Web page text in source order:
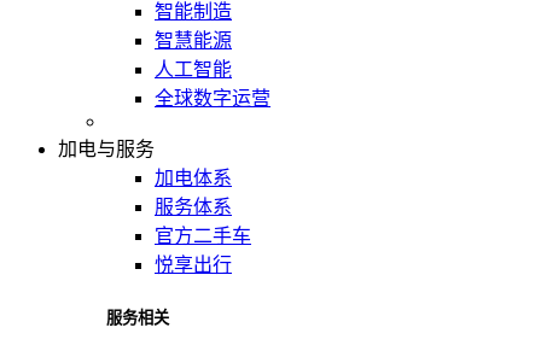
智能制造
智慧能源
人工智能
全球数字运营
加电与服务
加电体系
服务体系
官方二手车
悦享出行
服务相关